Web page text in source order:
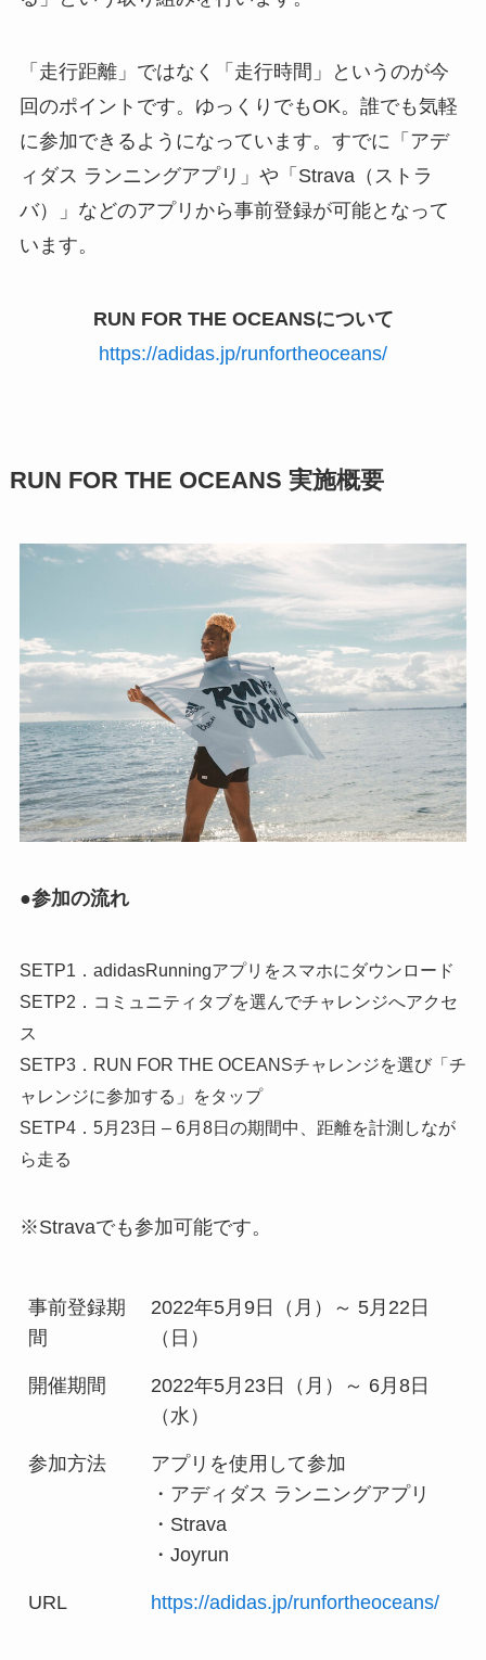
「走行距離」ではなく「走行時間」というのが今
回のポイントです。ゆっくりでもOK。誰でも気軽
に参加できるようになっています。すでに「アデ
ィダス ランニングアプリ」や「Strava（ストラ
バ）」などのアプリから事前登録が可能となって
います。
RUN FOR THE OCEANSについて
https://adidas.jp/runfortheoceans/
RUN FOR THE OCEANS 実施概要
●参加の流れ
SETP1．adidasRunningアプリをスマホにダウンロード
SETP2．コミュニティタブを選んでチャレンジへアクセ
ス
SETP3．RUN FOR THE OCEANSチャレンジを選び「チ
ャレンジに参加する」をタップ
SETP4．5月23日 – 6月8日の期間中、距離を計測しなが
ら走る
※Stravaでも参加可能です。
事前登録期
間
2022年5月9日（月）～ 5月22日
（日）
開催期間
2022年5月23日（月）～ 6月8日
（水）
参加方法
アプリを使用して参加
・アディダス ランニングアプリ
・Strava
・Joyrun
URL https://adidas.jp/runfortheoceans/